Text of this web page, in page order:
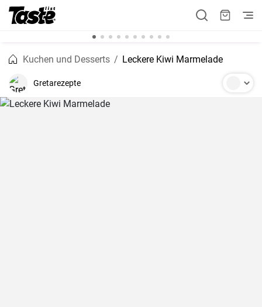
Kuchen und Desserts Leckere Kiwi Marmelade
Gretarezepte